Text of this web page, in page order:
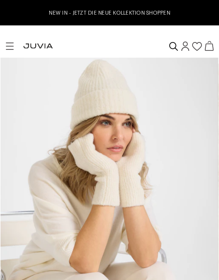
NEW IN - JETZT DIE NEUE KOLLEKTION SHOPPEN